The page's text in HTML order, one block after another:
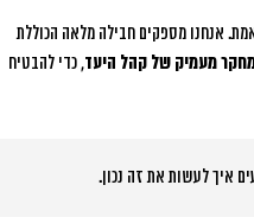
אנחנו מספקים חבילה מלאה הכוללת
מעמיק של קהל היעד, כדי להבטיח